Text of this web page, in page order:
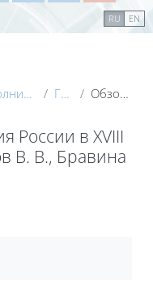
Введите
RU EN
Дополнительные материалы Глоссарий Обзор по алфавиту
России в XVIII
В. В., Бравина